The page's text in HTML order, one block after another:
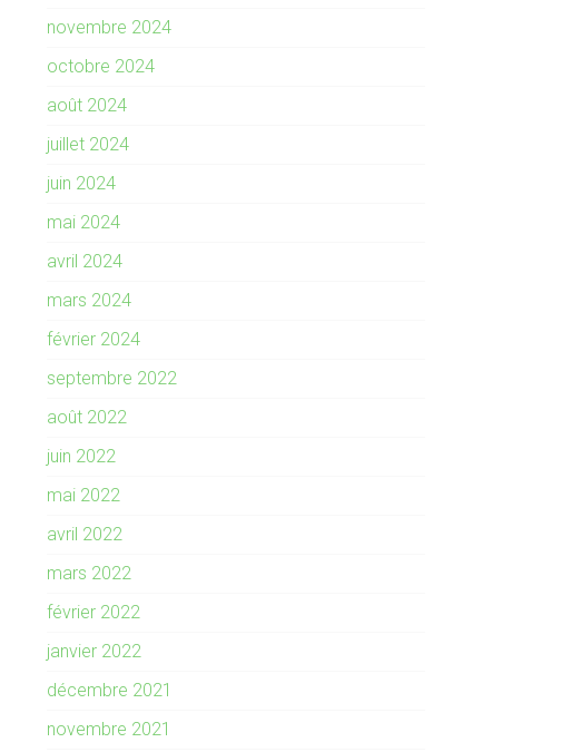
novembre 2024
octobre 2024
août 2024
juillet 2024
juin 2024
mai 2024
avril 2024
mars 2024
février 2024
septembre 2022
août 2022
juin 2022
mai 2022
avril 2022
mars 2022
février 2022
janvier 2022
décembre 2021
novembre 2021